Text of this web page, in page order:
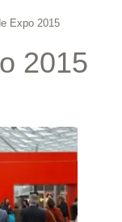
Expo 2015
2015